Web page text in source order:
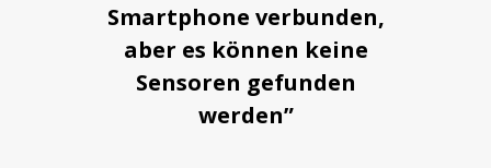
Smartphone verbunden,
aber es können keine
Sensoren gefunden
werden”